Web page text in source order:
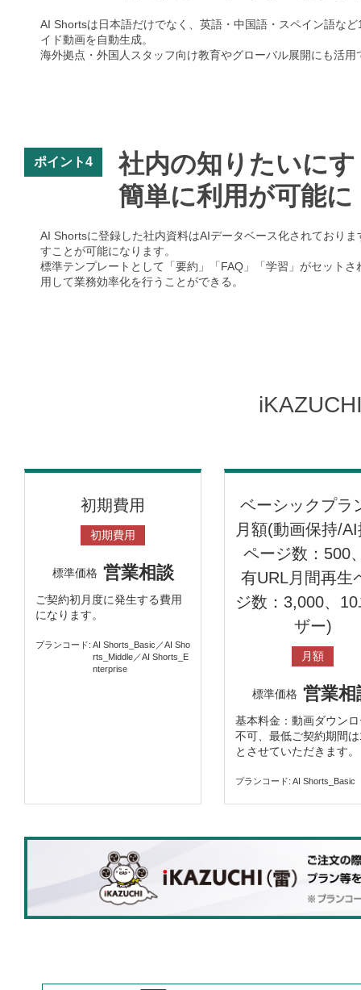
AI Shortsは日本語だけでなく、英語・中国語・スペイン語な
イド動画を自動生成。
海外拠点・外国人スタッフ向け教育やグローバル展開にも活用
ポイント4
社内の知りたいに
簡単に利用が可能に
AI Shortsに登録した社内資料はAIデータベース化されており
すことが可能になります。
標準テンプレートとして「要約」「FAQ」「学習」がセット
用して業務効率化を行うことができる。
初期費用
初期費用
標準価格 営業相談
ご契約初月度に発生する費用
になります。
プランコード AI Shorts_Basic／AI Sho
rts_Middle／AI Shorts_E
nterprise
ベーシックプ
月額(動画保持/
ページ数：500
有URL月間再生
ジ数：3,000、
ザー)
月額
標準価格 営業相
基本料金：動画ダウン
不可、最低ご契約期間
とさせていただきます。
プランコード AI Shorts_Basic